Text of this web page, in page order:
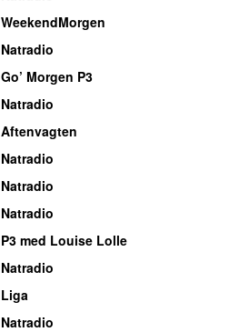
WeekendMorgen
Natradio
Go’ Morgen P3
Natradio
Aftenvagten
Natradio
Natradio
Natradio
P3 med Louise Lolle
Natradio
Liga
Natradio